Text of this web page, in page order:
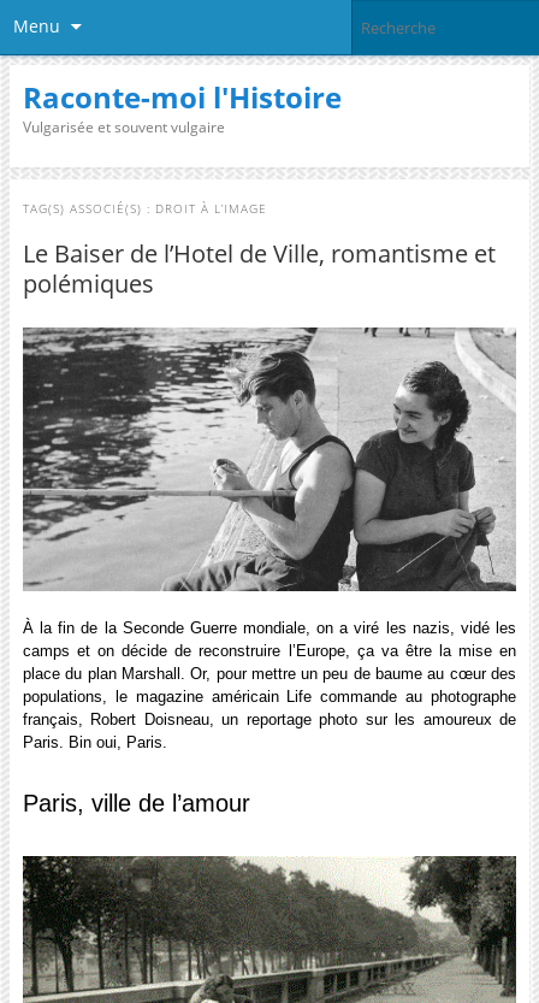
Menu
Raconte-moi l'Histoire
Vulgarisée et souvent vulgaire
TAG(S) ASSOCIÉ(S) : DROIT À L’IMAGE
Le Baiser de l’Hotel de Ville, romantisme et
polémiques
À la fin de la Seconde Guerre mondiale, on a viré les nazis, vidé les
camps et on décide de reconstruire l’Europe, ça va être la mise en
place du plan Marshall. Or, pour mettre un peu de baume au cœur des
populations, le magazine américain Life commande au photographe
français, Robert Doisneau, un reportage photo sur les amoureux de
Paris. Bin oui, Paris.
Paris, ville de l’amour